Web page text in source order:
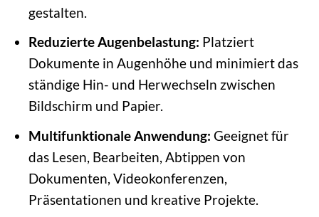
gestalten.
Reduzierte Augenbelastung: Platziert
Dokumente in Augenhöhe und minimiert das
ständige Hin- und Herwechseln zwischen
Bildschirm und Papier.
Multifunktionale Anwendung: Geeignet für
das Lesen, Bearbeiten, Abtippen von
Dokumenten, Videokonferenzen,
Präsentationen und kreative Projekte.